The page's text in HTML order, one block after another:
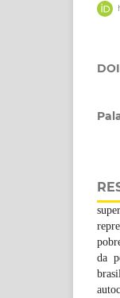
da